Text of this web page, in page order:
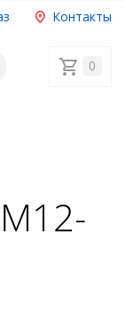
Контакты
0